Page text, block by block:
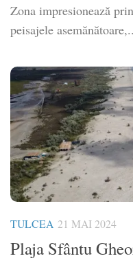
Zona impresionează
peisajele
TULCEA 21 MAI 2024
Plaja Sfântu